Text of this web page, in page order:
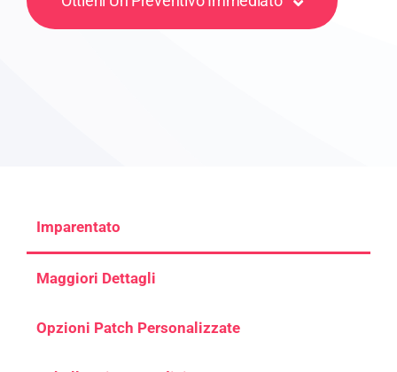
Imparentato
Maggiori Dettagli
Opzioni Patch Personalizzate